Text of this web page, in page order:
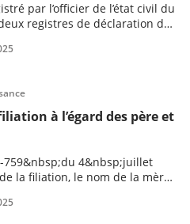
par l’officier de l’état civil du
registres de déclaration de
à l’égard des père et
759&nbsp;du 4&nbsp;juillet
la filiation, le nom de la mère